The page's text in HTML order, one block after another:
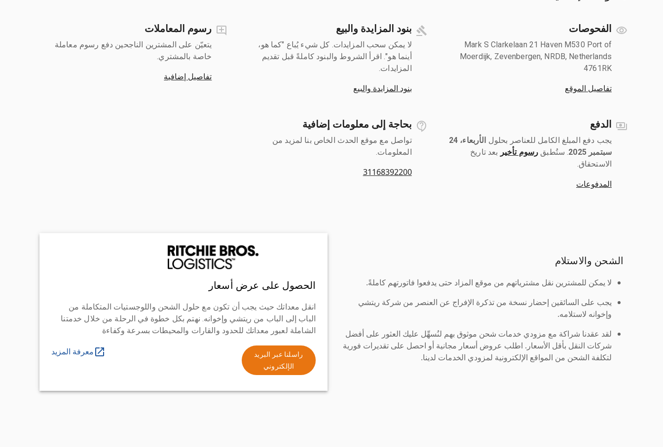
الفحوصات
Mark S Clarkelaan 21 Haven M530 Port of
Moerdijk, Zevenbergen, NRDB, Netherlands
4761RK
تفاصيل الموقع
بنود المزايدة والبيع
لا يمكن سحب المزايدات. كل شيء يُباع "كما هو،
أينما هو". اقرأ الشروط والبنود كاملةً قبل تقديم
المزايدات.
بنود المزايدة والبيع
رسوم المعاملات
يتعيّن على المشترين الناجحين دفع رسوم معاملة
خاصة بالمشتري.
تفاصيل إضافية
الدفع
يجب دفع المبلغ الكامل للعناصر بحلول ‎
الأربعاء، 24
سبتمبر 2025
‎. ستُطبق رسوم تأخير بعد تاريخ
الاستحقاق.
المدفوعات
بحاجة إلى معلومات إضافية
تواصل مع موقع الحدث الخاص بنا لمزيد من
المعلومات.
31168392200
الشحن والاستلام
لا يمكن للمشترين نقل مشترياتهم من موقع المزاد حتى يدفعوا فاتورتهم كاملةً.
يجب على السائقين إحضار نسخة من تذكرة الإفراج عن العنصر من شركة ريتشي
وإخوانه لاستلامه.
لقد عقدنا شراكة مع مزودي خدمات شحن موثوق بهم لنُسهِّل عليك العثور على أفضل
شركات النقل بأقل الأسعار. اطلب عروض أسعار مجانية أو احصل على تقديرات فورية
لتكلفة الشحن من المواقع الإلكترونية لمزودي الخدمات لدينا.
الحصول على عرض أسعار
انقل معداتك حيث يجب أن تكون مع حلول الشحن واللوجستيات المتكاملة من
الباب إلى الباب من ريتشي وإخوانه. نهتم بكل خطوة في الرحلة من خلال خدمتنا
الشاملة لعبور معداتك للحدود والقارات والمحيطات بسرعة وكفاءة
راسلنا عبر البريد
الإلكتروني
معرفة المزيد